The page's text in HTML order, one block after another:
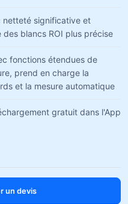
netteté significative et
blancs ROI plus précise
fonctions étendues de
prend en charge la
et la mesure automatique
gratuit dans l'App
un devis